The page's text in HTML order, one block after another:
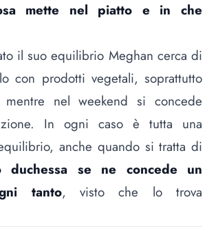
mette nel piatto e in che
il suo equilibrio Meghan cerca di
con prodotti vegetali, soprattutto
mentre nel weekend si concede
In ogni caso è tutta una
anche quando si tratta di
duchessa se ne concede un
tanto, visto che lo trova